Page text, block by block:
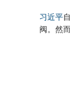
习近平
阀。然而